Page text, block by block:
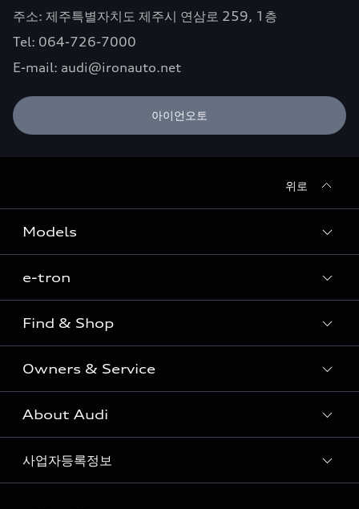
주소: 제주특별자치도 제주시 연삼로 259, 1층
Tel: 064-726-7000
E-mail: audi@ironauto.net
아이언오토
위로
Models
Sedan
SUV
Coupe
S range
e-tron
e-tron
Find & Shop
전시장/AAP 전시장/AS센터
아우디 신차 재고
아우디 모델 비교하기
아우디 공식 인증 중고차
Owners & Service
고객안내
Audi Connect
myAudiworld
About Audi
아우디 브랜드
사업자등록정보